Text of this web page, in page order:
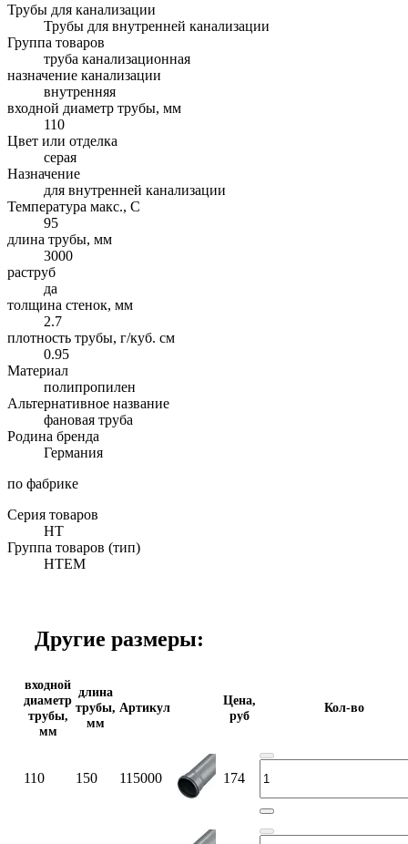
Трубы для канализации
Трубы для внутренней канализации
Группа товаров
труба канализационная
назначение канализации
внутренняя
входной диаметр трубы, мм
110
Цвет или отделка
серая
Назначение
для внутренней канализации
Температура макс., С
95
длина трубы, мм
3000
раструб
да
толщина стенок, мм
2.7
плотность трубы, г/куб. см
0.95
Материал
полипропилен
Альтернативное название
фановая труба
Родина бренда
Германия
по фабрике
Серия товаров
HT
Группа товаров (тип)
HTEM
Другие размеры:
входной
диаметр
трубы,
мм
длина
трубы,
мм
Артикул
Цена,
руб
Кол-во
110 150 115000 174